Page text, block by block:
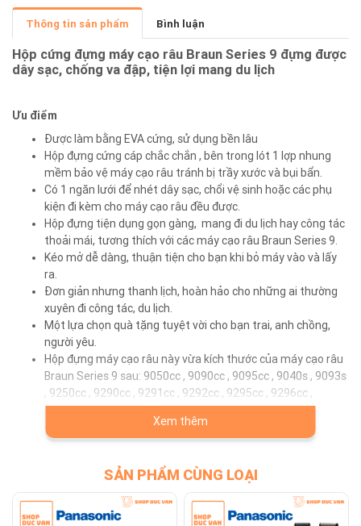
Thông tin sản phẩm Bình luận
Hộp cứng đựng máy cạo râu Braun Series 9 đựng được
dây sạc, chống va đập, tiện lợi mang du lịch
Ưu điểm
Được làm bằng EVA cứng, sử dụng bền lâu
Hộp đựng cứng cáp chắc chắn , bên trong lót 1 lợp nhung
mềm bảo vệ máy cạo râu tránh bị trầy xước và bụi bẩn.
Có 1 ngăn lưới để nhét dây sạc, chổi vệ sinh hoặc các phụ
kiện đi kèm cho máy cạo râu đều được.
Hộp đựng tiện dụng gọn gàng, mang đi du lịch hay công tác
thoải mái, tương thích với các máy cạo râu Braun Series 9.
Kéo mở dễ dàng, thuận tiện cho bạn khi bỏ máy vào và lấy
ra.
Đơn giản nhưng thanh lịch, hoàn hảo cho những ai thường
xuyên đi công tác, du lịch.
Một lựa chọn quà tặng tuyệt vời cho bạn trai, anh chồng,
người yêu.
Hộp đựng máy cạo râu này vừa kích thước của máy cạo râu
Braun Series 9 sau: 9050cc , 9090cc , 9095cc , 9040s , 9093s
, 9250cc , 9290cc , 9291cc , 9292cc , 9295cc , 9296cc ,
9297cc , 9299ps , 9293s , 9240s , 9242s , 9260s , 9380cc ,
9385cc , 9390cc , 9395cc , 9365cc , 9370cc , 9376cc , 9330s ,
9340s ,
Lưu ý : Cho phép sai lệch 0.5cm-2cm do được đo thủ công
Xem thêm
SẢN PHẨM CÙNG LOẠI